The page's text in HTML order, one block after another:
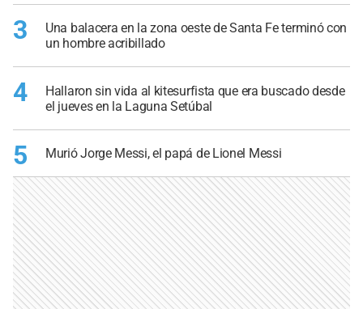
3
Una balacera en la zona oeste de Santa Fe terminó con
un hombre acribillado
4
Hallaron sin vida al kitesurfista que era buscado desde
el jueves en la Laguna Setúbal
5 Murió Jorge Messi, el papá de Lionel Messi